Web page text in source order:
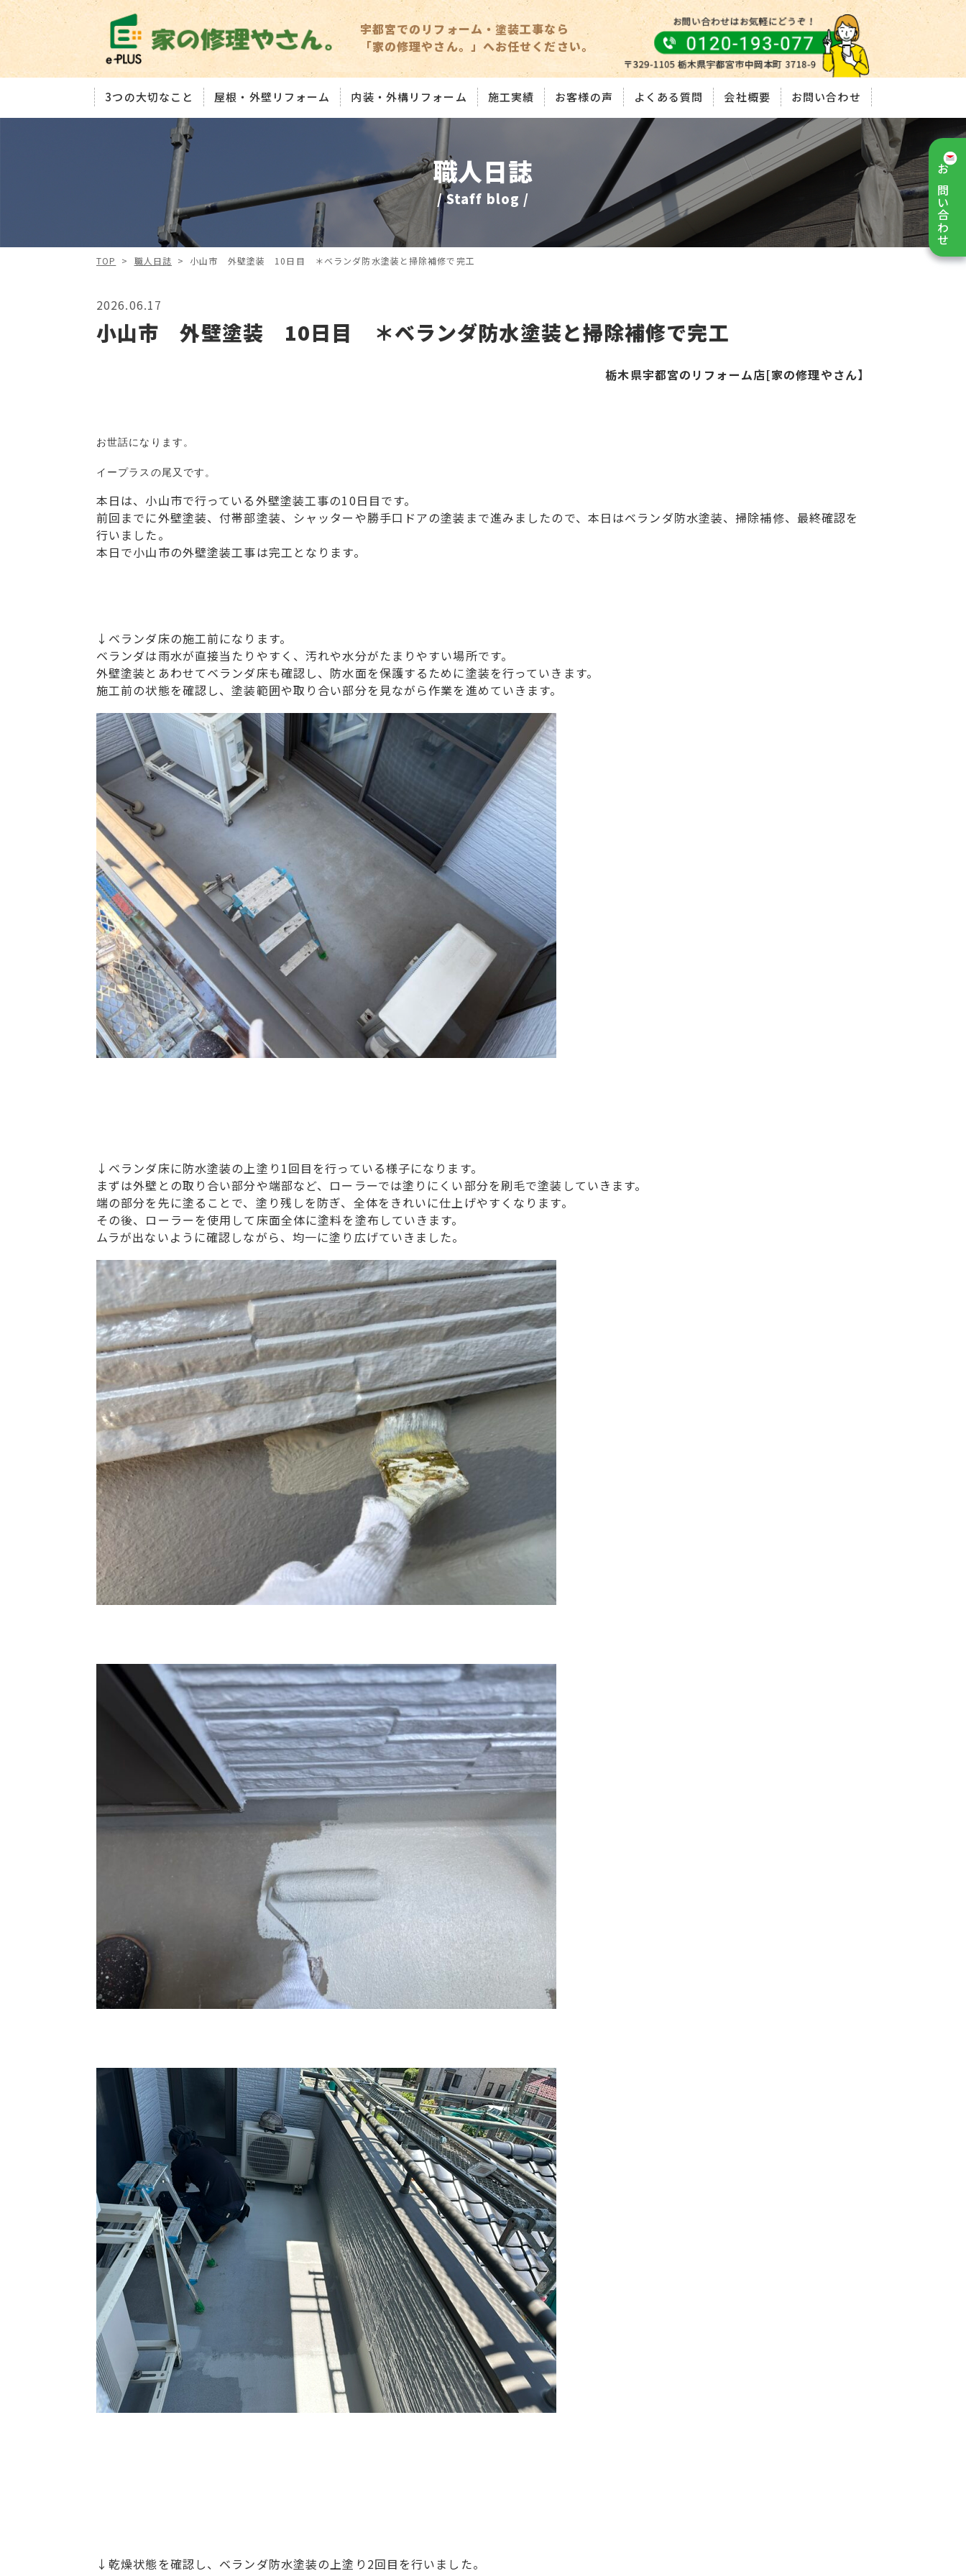
宇都宮でのリフォーム・塗装工事なら
「家の修理やさん。」へお任せください。
3つの大切なこと 屋根・外壁リフォーム 内装・外構リフォーム 施工実績 お客様の声 よくある質問 会社概要 お問い合わせ
お問い合わせ
職人日誌
/ Staff blog /
TOP > 職人日誌 > 小山市 外壁塗装 10日目 ＊ベランダ防水塗装と掃除補修で完工
2026.06.17
小山市 外壁塗装 10日目 ＊ベランダ防水塗装と掃除補修で完工
栃木県宇都宮のリフォーム店[家の修理やさん】
お世話になります。
イープラスの尾又です。
本日は、小山市で行っている外壁塗装工事の10日目です。
前回までに外壁塗装、付帯部塗装、シャッターや勝手口ドアの塗装まで進みましたので、本日はベランダ防水塗装、掃除補修、最終確認を
行いました。
本日で小山市の外壁塗装工事は完工となります。
↓ベランダ床の施工前になります。
ベランダは雨水が直接当たりやすく、汚れや水分がたまりやすい場所です。
外壁塗装とあわせてベランダ床も確認し、防水面を保護するために塗装を行っていきます。
施工前の状態を確認し、塗装範囲や取り合い部分を見ながら作業を進めていきます。
↓ベランダ床に防水塗装の上塗り1回目を行っている様子になります。
まずは外壁との取り合い部分や端部など、ローラーでは塗りにくい部分を刷毛で塗装していきます。
端の部分を先に塗ることで、塗り残しを防ぎ、全体をきれいに仕上げやすくなります。
その後、ローラーを使用して床面全体に塗料を塗布していきます。
ムラが出ないように確認しながら、均一に塗り広げていきました。
↓乾燥状態を確認し、ベランダ防水塗装の上塗り2回目を行いました。